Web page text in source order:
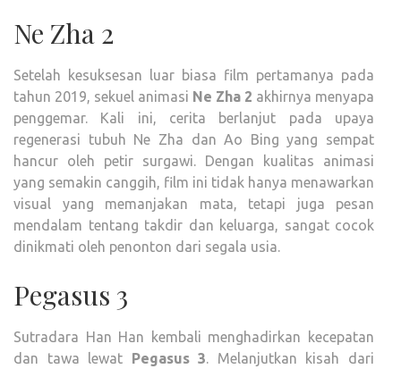
Ne Zha 2
Setelah kesuksesan luar biasa film pertamanya pada
tahun 2019, sekuel animasi Ne Zha 2 akhirnya menyapa
penggemar. Kali ini, cerita berlanjut pada upaya
regenerasi tubuh Ne Zha dan Ao Bing yang sempat
hancur oleh petir surgawi. Dengan kualitas animasi
yang semakin canggih, film ini tidak hanya menawarkan
visual yang memanjakan mata, tetapi juga pesan
mendalam tentang takdir dan keluarga, sangat cocok
dinikmati oleh penonton dari segala usia.
Pegasus 3
Sutradara Han Han kembali menghadirkan kecepatan
dan tawa lewat Pegasus 3. Melanjutkan kisah dari